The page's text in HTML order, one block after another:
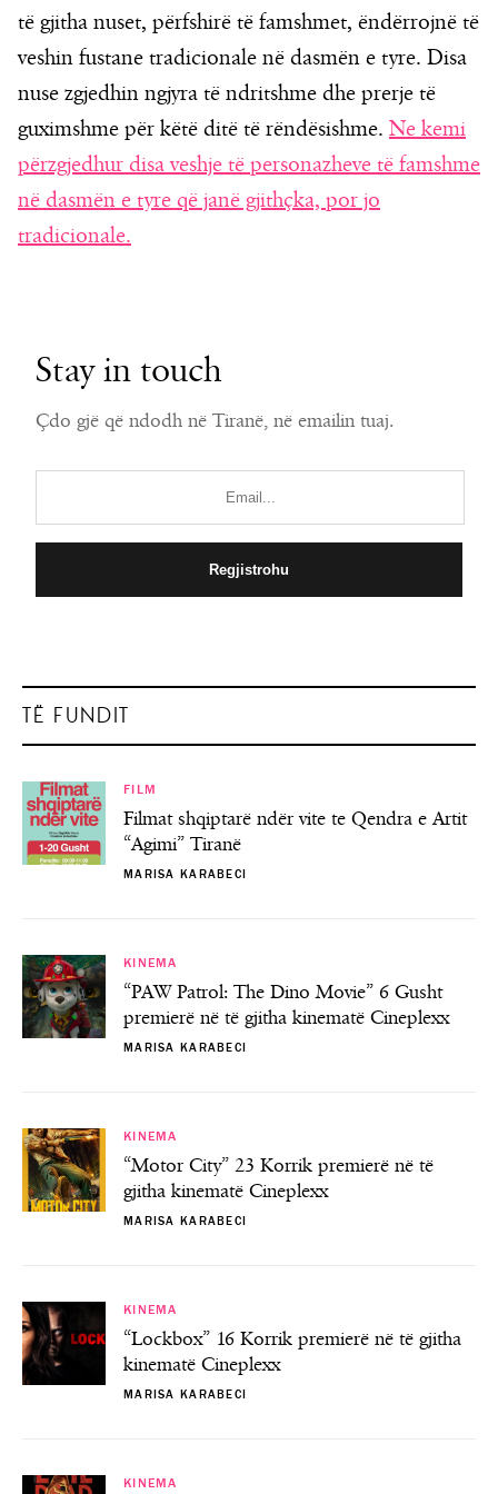
të gjitha nuset, përfshirë të famshmet, ëndërrojnë të
veshin fustane tradicionale në dasmën e tyre. Disa
nuse zgjedhin ngjyra të ndritshme dhe prerje të
guximshme për këtë ditë të rëndësishme. Ne kemi
përzgjedhur disa veshje të personazheve të famshme
në dasmën e tyre që janë gjithçka, por jo
tradicionale.
Stay in touch
Çdo gjë që ndodh në Tiranë, në emailin tuaj.
TË FUNDIT
FILM
Filmat shqiptarë ndër vite te Qendra e Artit
“Agimi” Tiranë
MARISA KARABECI
KINEMA
“PAW Patrol: The Dino Movie” 6 Gusht
premierë në të gjitha kinematë Cineplexx
MARISA KARABECI
KINEMA
“Motor City” 23 Korrik premierë në të
gjitha kinematë Cineplexx
MARISA KARABECI
KINEMA
“Lockbox” 16 Korrik premierë në të gjitha
kinematë Cineplexx
MARISA KARABECI
KINEMA